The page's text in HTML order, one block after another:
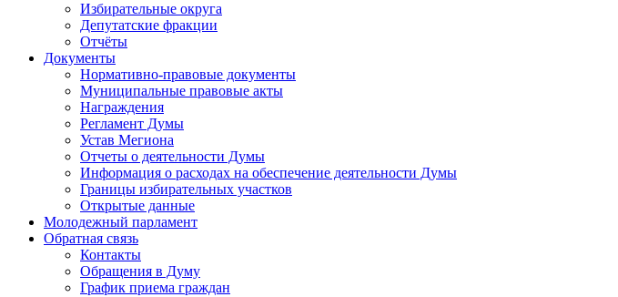
Избирательные округа
Депутатские фракции
Отчёты
Документы
Нормативно-правовые документы
Муниципальные правовые акты
Награждения
Регламент Думы
Устав Мегиона
Отчеты о деятельности Думы
Информация о расходах на обеспечение деятельности Думы
Границы избирательных участков
Открытые данные
Молодежный парламент
Обратная связь
Контакты
Обращения в Думу
График приема граждан